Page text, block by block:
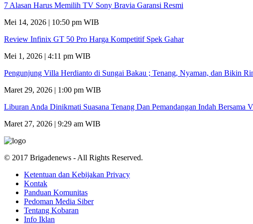
7 Alasan Harus Memilih TV Sony Bravia Garansi Resmi
Mei 14, 2026 | 10:50 pm WIB
Review Infinix GT 50 Pro Harga Kompetitif Spek Gahar
Mei 1, 2026 | 4:11 pm WIB
Pengunjung Villa Herdianto di Sungai Bakau ; Tenang, Nyaman, dan Bikin
Maret 29, 2026 | 1:00 pm WIB
Liburan Anda Dinikmati Suasana Tenang Dan Pemandangan Indah Bersama
Maret 27, 2026 | 9:29 am WIB
© 2017 Brigadenews - All Rights Reserved.
Ketentuan dan Kebijakan Privacy
Kontak
Panduan Komunitas
Pedoman Media Siber
Tentang Kobaran
Info Iklan